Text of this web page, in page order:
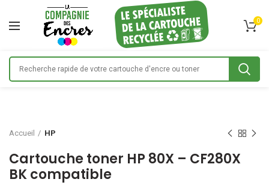
0
Accueil HP
Cartouche toner HP 80X – CF280X
BK compatible